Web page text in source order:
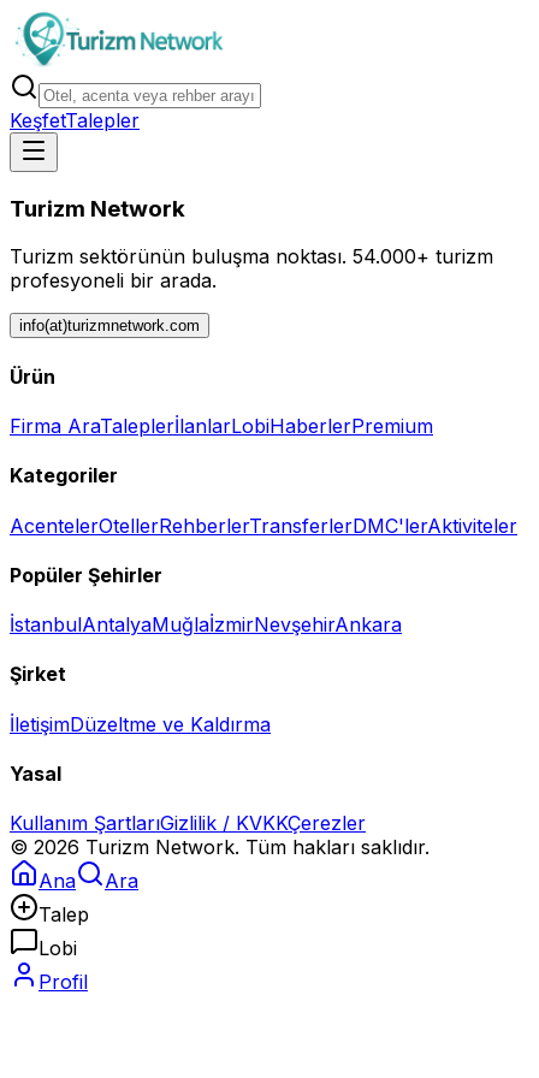
KeşfetTalepler
Turizm Network
Turizm sektörünün buluşma noktası. 54.000+ turizm
profesyoneli bir arada.
info(at)turizmnetwork.com
Ürün
Firma AraTaleplerİlanlarLobiHaberlerPremium
Kategoriler
AcentelerOtellerRehberlerTransferlerDMC'lerAktiviteler
Popüler Şehirler
İstanbulAntalyaMuğlaİzmirNevşehirAnkara
Şirket
İletişimDüzeltme ve Kaldırma
Yasal
Kullanım ŞartlarıGizlilik / KVKKÇerezler
© 2026 Turizm Network. Tüm hakları saklıdır.
Ana
Ara
Talep
Lobi
Profil